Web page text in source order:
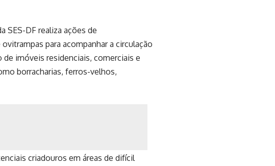
SES-DF realiza ações de
para acompanhar a circulação
de imóveis residenciais, comerciais e
borracharias, ferros-velhos,
criadouros em áreas de difícil